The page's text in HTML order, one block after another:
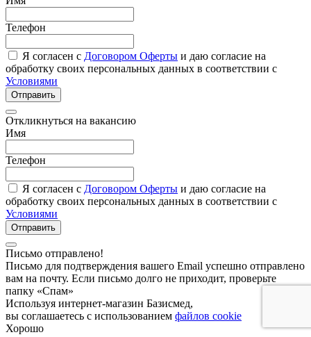
Телефон
Я согласен с Договором Оферты и даю согласие на
обработку своих персональных данных в соответствии с
Условиями
Отправить
Откликнуться на вакансию
Имя
Телефон
Я согласен с Договором Оферты и даю согласие на
обработку своих персональных данных в соответствии с
Условиями
Отправить
Письмо отправлено!
Письмо для подтверждения вашего Email успешно отправлено
вам на почту. Если письмо долго не приходит, проверьте
папку «Спам»
Используя интернет-магазин Базисмед,
вы соглашаетесь с использованием файлов cookie
Хорошо